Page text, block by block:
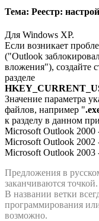
Тема: Реестр:
Для Windows XP.
Если возникает
("Outlook
вложения"), создайте
разделе
Значение параметра
файлов, например "
к разделу в данном
Microsoft Outlook 2000
Microsoft Outlook 2002
Microsoft Outlook 2003
Предложения в
заканчиваются точкой.
В названии ветки
программирования
возможно.